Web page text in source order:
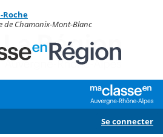
Roche
de Chamonix-Mont-Blanc
Se connecter